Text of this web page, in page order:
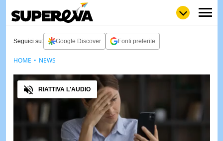
LOLGULP
LOVE
POP
NEWS
VIDEO
Seguici su: Google Discover Fonti preferite
Audio
RIATTIVA L'AUDIO
HOME NEWS